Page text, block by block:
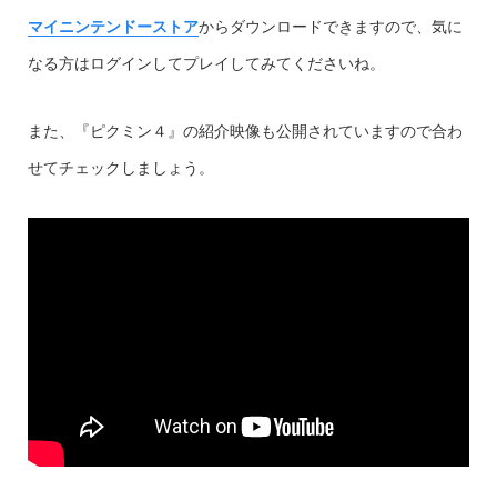
マイニンテンドーストアからダウンロードできますので、気に
なる方はログインしてプレイしてみてくださいね。
また、『ピクミン４』の紹介映像も公開されていますので合わ
せてチェックしましょう。